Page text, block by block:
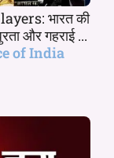
भारत की
और गहराई ...
of India